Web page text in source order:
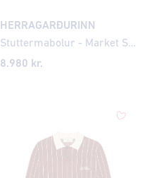
HERRAGARÐURINN
Stuttermabolur - Market Shops
8.980 kr.